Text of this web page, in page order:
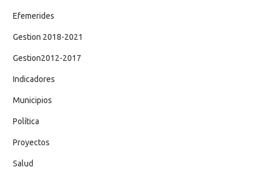
Efemerides
Gestion 2018-2021
Gestion2012-2017
Indicadores
Municipios
Política
Proyectos
Salud